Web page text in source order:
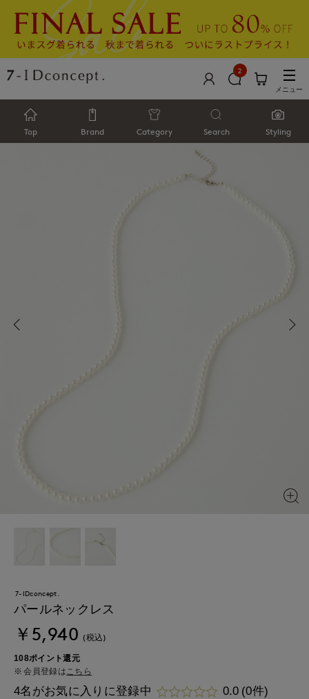
2
メニュー
Top Brand Category Search Styling
7-IDconcept.
パールネックレス
￥5,940 (税込)
108ポイント還元
会員登録は こちら
4名がお気に入りに登録中 0.0 (0件)